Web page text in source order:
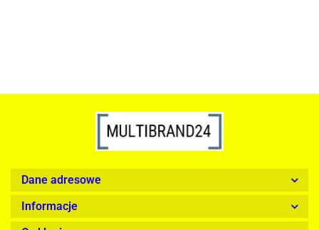
Dane adresowe
Informacje